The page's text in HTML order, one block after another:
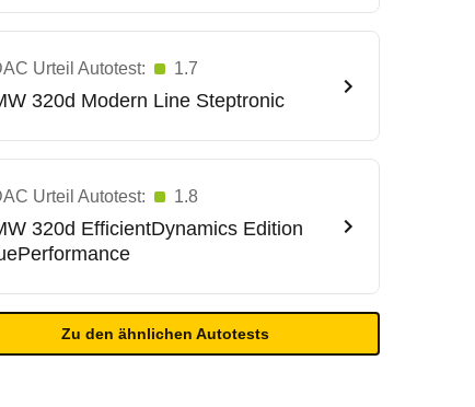
Urteil Autotest: 1.7
320d Modern Line Steptronic
Urteil Autotest: 1.8
320d EfficientDynamics Edition
Zu den ähnlichen Autotests